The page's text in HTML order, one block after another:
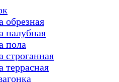
обрезная
палубная
пола
строганная
террасная